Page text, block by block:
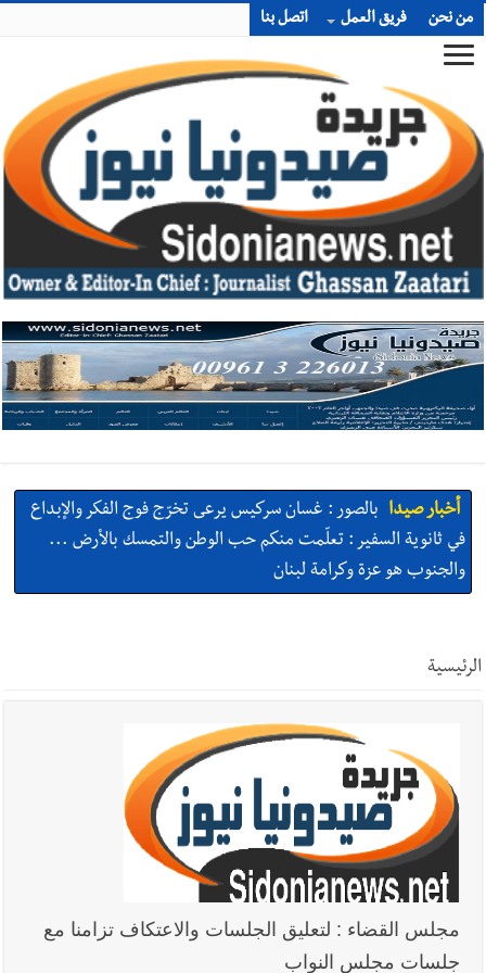
من نحن فريق العمل اتصل بنا
أخبار صيدا بالصور : غسان سركيس يرعى تخرّج فوج الفكر والإبداع
في ثانوية السفير : تعلّمت منكم حب الوطن والتمسك بالأرض ...
والجنوب هو عزة وكرامة لبنان
بسبب الإزعاج الصوتي
أخبار صيدا
We are hiring in Saida - Apply now before 14
august ...مطلوب موظفة للعمل في الأكاديمية الدولية لبناء
القدرات -صيدا
أخبار صيدا
بلدية صيدا ومؤسسة الحريري تعقدان الاجتماع
التشاوري الأول للمرصد الحضري
الرئيسية
مجلس القضاء : لتعليق الجلسات والاعتكاف تزامنا مع
جلسات مجلس النواب